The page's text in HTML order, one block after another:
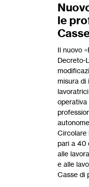
le
Il nuovo
Decreto-
misura di
Circolare
pari a 40
alle
e alle
Casse di